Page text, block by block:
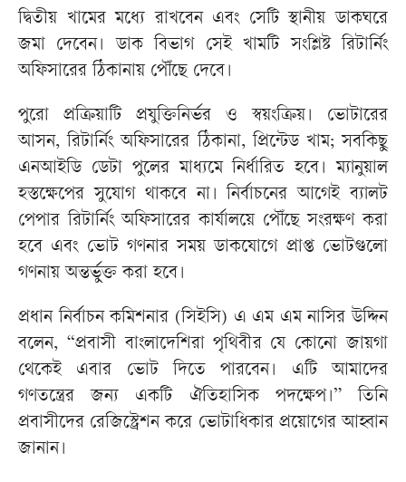
দ্বিতীয় খামের মধ্যে রাখবেন এবং সেটি স্থানীয় ডাকঘরে
জমা দেবেন। ডাক বিভাগ সেই খামটি সংশ্লিষ্ট রিটার্নিং
অফিসারের ঠিকানায় পৌঁছে দেবে।
পুরো প্রক্রিয়াটি প্রযুক্তিনির্ভর ও স্বয়ংক্রিয়। ভোটারের
আসন, রিটার্নিং অফিসারের ঠিকানা, প্রিন্টেড খাম; সবকিছু
এনআইডি ডেটা পুলের মাধ্যমে নির্ধারিত হবে। ম্যানুয়াল
হস্তক্ষেপের সুযোগ থাকবে না। নির্বাচনের আগেই ব্যালট
পেপার রিটার্নিং অফিসারের কার্যালয়ে পৌঁছে সংরক্ষণ করা
হবে এবং ভোট গণনার সময় ডাকযোগে প্রাপ্ত ভোটগুলো
গণনায় অন্তর্ভুক্ত করা হবে।
প্রধান নির্বাচন কমিশনার (সিইসি) এ এম এম নাসির উদ্দিন
বলেন, “প্রবাসী বাংলাদেশিরা পৃথিবীর যে কোনো জায়গা
থেকেই এবার ভোট দিতে পারবেন। এটি আমাদের
গণতন্ত্রের জন্য একটি ঐতিহাসিক পদক্ষেপ।” তিনি
প্রবাসীদের রেজিস্ট্রেশন করে ভোটাধিকার প্রয়োগের আহ্বান
জানান।